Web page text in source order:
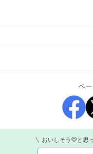
ペ
おいしそう♡と思